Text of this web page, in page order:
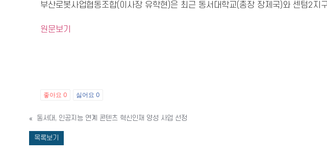
부산로봇사업협동조합(이사장 유학현)은 최근 동서대학교(총장 장제국)와 센텀2
원문보기
좋아요 0 싫어요 0
« 동서대, 인공지능 연계 콘텐츠 혁신인재 양성 사업 선정
목록보기